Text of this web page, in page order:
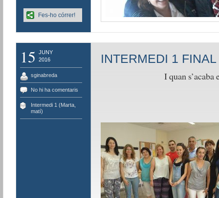
Fes-ho córrer!
15
JUNY
2016
sginabreda
No hi ha comentaris
Intermedi 1 (Marta,
matí)
INTERMEDI 1
I quan